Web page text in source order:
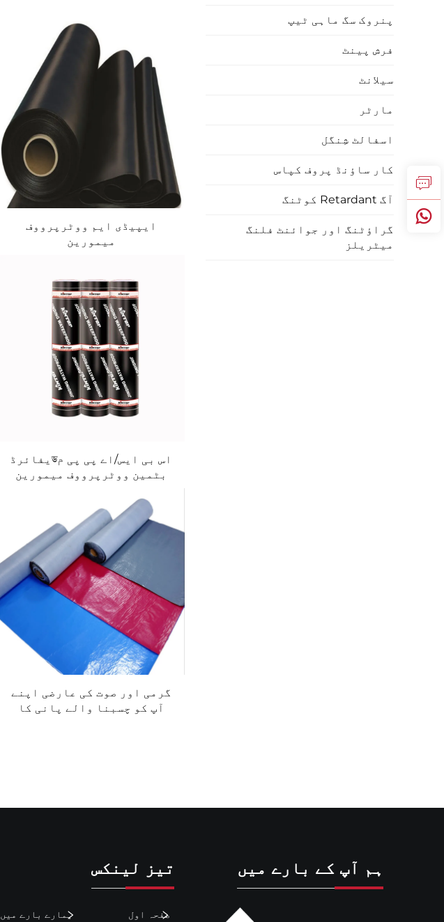
پنروک سگ ماہی ٹیپ
فرش پینٹ
سیلانٹ
مارٹر
اسفالٹ شِنگل
کار ساؤنڈ پروف کپاس
آگ Retardant کوٹنگ
گراؤٹنگ اور جوائنٹ فلنگ
میٹریلز
ایپیڈی ایم ووٹرپرووف
میمورین
اس بی ایس/اے پی پی مডیفائرڈ
بٹمین ووٹرپرووف میمورین
گرمی اور صوت کی عارضی اپنے
آپ کو چسبنا والے پانی کا
ہم آپ کے بارے میں تیز لینکس
صفحہ اول ہمارے بارے میں